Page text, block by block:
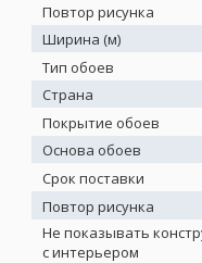
Повтор рисунка
Ширина (м)
Тип обоев
Страна
Покрытие обоев
Основа обоев
Срок поставки
Повтор рисунка
Не показывать
с интерьером